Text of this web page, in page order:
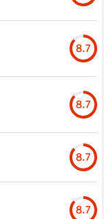
8.7
8.7
8.7
8.7